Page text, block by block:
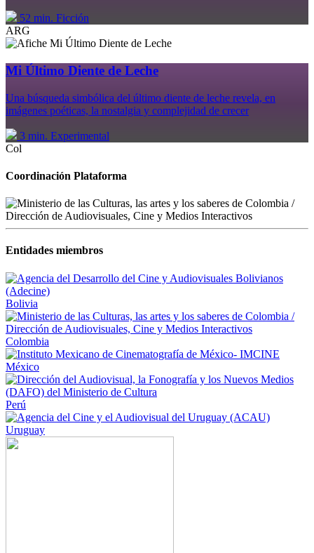
52 min. Ficción
ARG
Mi Último Diente de Leche
Una búsqueda simbólica del último diente de leche revela, en
imágenes poéticas, la nostalgia y complejidad de crecer
3 min. Experimental
Col
Coordinación Plataforma
Entidades miembros
Bolivia
Colombia
México
Perú
Uruguay